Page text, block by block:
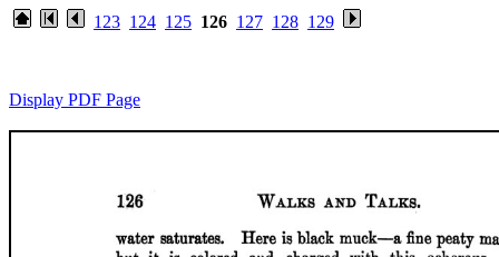
123 124 125 126 127 128 129
Display PDF Page